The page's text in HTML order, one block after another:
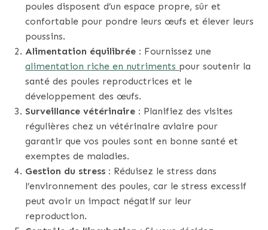
poules disposent d’un espace propre, sûr et
confortable pour pondre leurs œufs et élever leurs
poussins.
Alimentation équilibrée : Fournissez une
alimentation riche en nutriments pour soutenir la
santé des poules reproductrices et le
développement des œufs.
Surveillance vétérinaire : Planifiez des visites
régulières chez un vétérinaire aviaire pour
garantir que vos poules sont en bonne santé et
exemptes de maladies.
Gestion du stress : Réduisez le stress dans
l’environnement des poules, car le stress excessif
peut avoir un impact négatif sur leur
reproduction.